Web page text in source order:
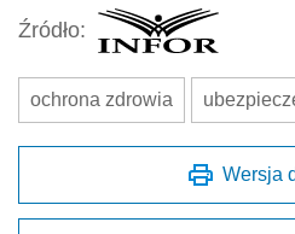
Źródło:
ochrona zdrowia
Wersja